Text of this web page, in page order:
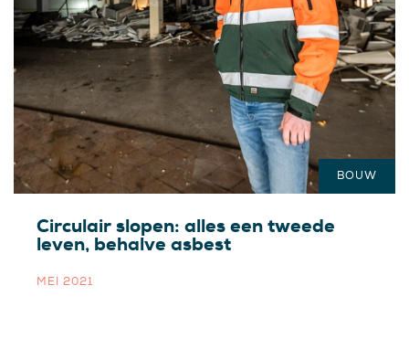
Circulair slopen: alles een tweede
leven, behalve asbest
MEI 2021
BOUW